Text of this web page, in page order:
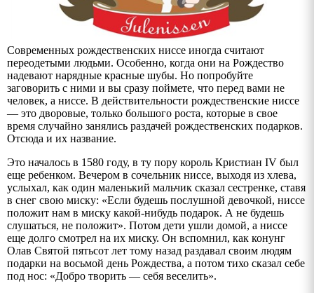
Современных рождественских ниссе иногда считают
переодетыми людьми. Особенно, когда они на Рождество
надевают нарядные красные шубы. Но попробуйте
заговорить с ними и вы сразу поймете, что перед вами не
человек, а ниссе. В действительности рождественские ниссе
— это дворовые, только большого роста, которые в свое
время случайно занялись раздачей рождественских подарков.
Отсюда и их название.
Это началось в 1580 году, в ту пору король Кристиан IV был
еще ребенком. Вечером в сочельник ниссе, выходя из хлева,
услыхал, как один маленький мальчик сказал сестренке, ставя
в снег свою миску: «Если будешь послушной девочкой, ниссе
положит нам в миску какой-нибудь подарок. А не будешь
слушаться, не положит». Потом дети ушли домой, а ниссе
еще долго смотрел на их миску. Он вспомнил, как конунг
Олав Святой пятьсот лет тому назад раздавал своим людям
подарки на восьмой день Рождества, а потом тихо сказал себе
под нос: «Добро творить — себя веселить».